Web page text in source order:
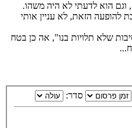
הוא לדעתי לא היה משהו.
להופעה הזאת, לא עניין אותי
שלא תלויות בנו", אה כן בטח
סדר: